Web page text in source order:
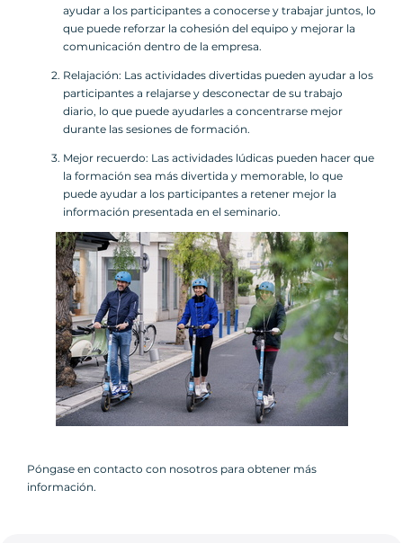
ayudar a los participantes a conocerse y trabajar juntos, lo
que puede reforzar la cohesión del equipo y mejorar la
comunicación dentro de la empresa.
Relajación: Las actividades divertidas pueden ayudar a los
participantes a relajarse y desconectar de su trabajo
diario, lo que puede ayudarles a concentrarse mejor
durante las sesiones de formación.
Mejor recuerdo: Las actividades lúdicas pueden hacer que
la formación sea más divertida y memorable, lo que
puede ayudar a los participantes a retener mejor la
información presentada en el seminario.
Póngase en contacto con nosotros para obtener más
información.